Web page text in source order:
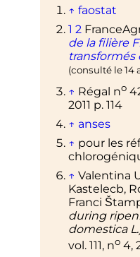
↑ faostat
1 2
de la filière
transformés
(consulté le14
↑ Régal no
2011 p. 114
↑ anses
↑ pour les
↑ Valentina
Kastelecb,
Franci
during
domestica
vol. 111, no 4,